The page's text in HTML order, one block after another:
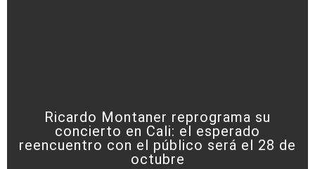
Ricardo Montaner reprograma su
concierto en Cali: el esperado
reencuentro con el público será el 28 de
octubre